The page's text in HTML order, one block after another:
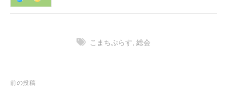
こまちぷらす 総会
投
前の投稿